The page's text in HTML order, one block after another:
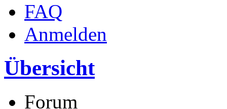
FAQ
Anmelden
Übersicht
Forum